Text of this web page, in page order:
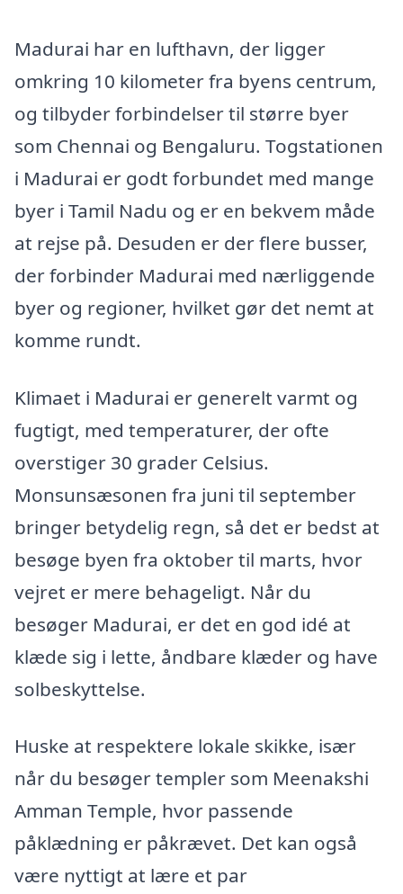
Madurai har en lufthavn, der ligger
omkring 10 kilometer fra byens centrum,
og tilbyder forbindelser til større byer
som Chennai og Bengaluru. Togstationen
i Madurai er godt forbundet med mange
byer i Tamil Nadu og er en bekvem måde
at rejse på. Desuden er der flere busser,
der forbinder Madurai med nærliggende
byer og regioner, hvilket gør det nemt at
komme rundt.
Klimaet i Madurai er generelt varmt og
fugtigt, med temperaturer, der ofte
overstiger 30 grader Celsius.
Monsunsæsonen fra juni til september
bringer betydelig regn, så det er bedst at
besøge byen fra oktober til marts, hvor
vejret er mere behageligt. Når du
besøger Madurai, er det en god idé at
klæde sig i lette, åndbare klæder og have
solbeskyttelse.
Huske at respektere lokale skikke, især
når du besøger templer som Meenakshi
Amman Temple, hvor passende
påklædning er påkrævet. Det kan også
være nyttigt at lære et par